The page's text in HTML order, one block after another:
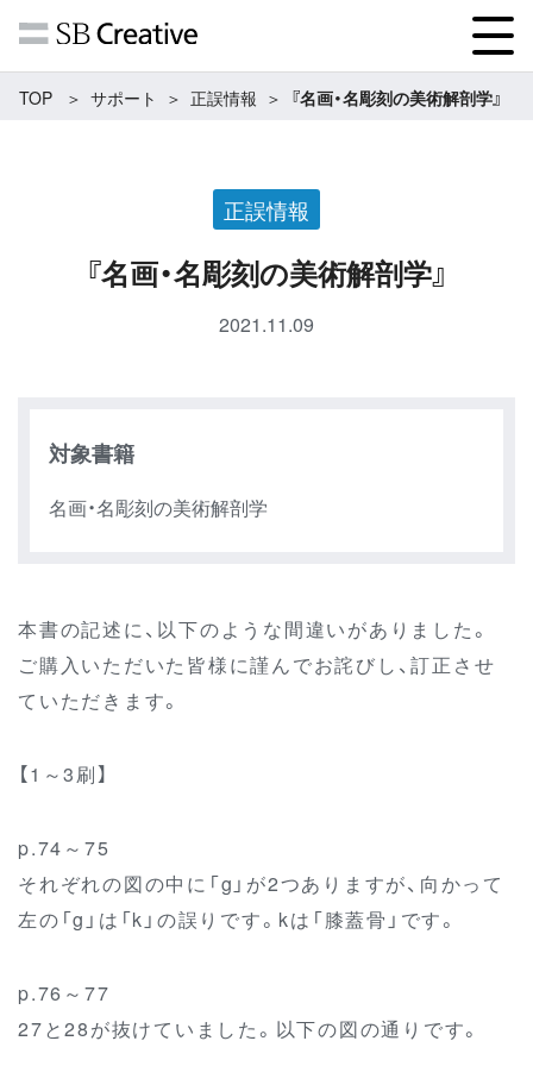
TOP サポート 正誤情報 『名画・名彫刻の美術解剖学』
正誤情報
『名画・名彫刻の美術解剖学』
2021.11.09
対象書籍
名画・名彫刻の美術解剖学
本書の記述に、以下のような間違いがありました。
ご購入いただいた皆様に謹んでお詫びし、訂正させ
ていただきます。
【1～3刷】
p.74～75
それぞれの図の中に「g」が2つありますが、向かって
左の「g」は「k」の誤りです。kは「膝蓋骨」です。
p.76～77
27と28が抜けていました。以下の図の通りです。